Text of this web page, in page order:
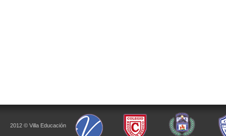
2012 © Villa Educación